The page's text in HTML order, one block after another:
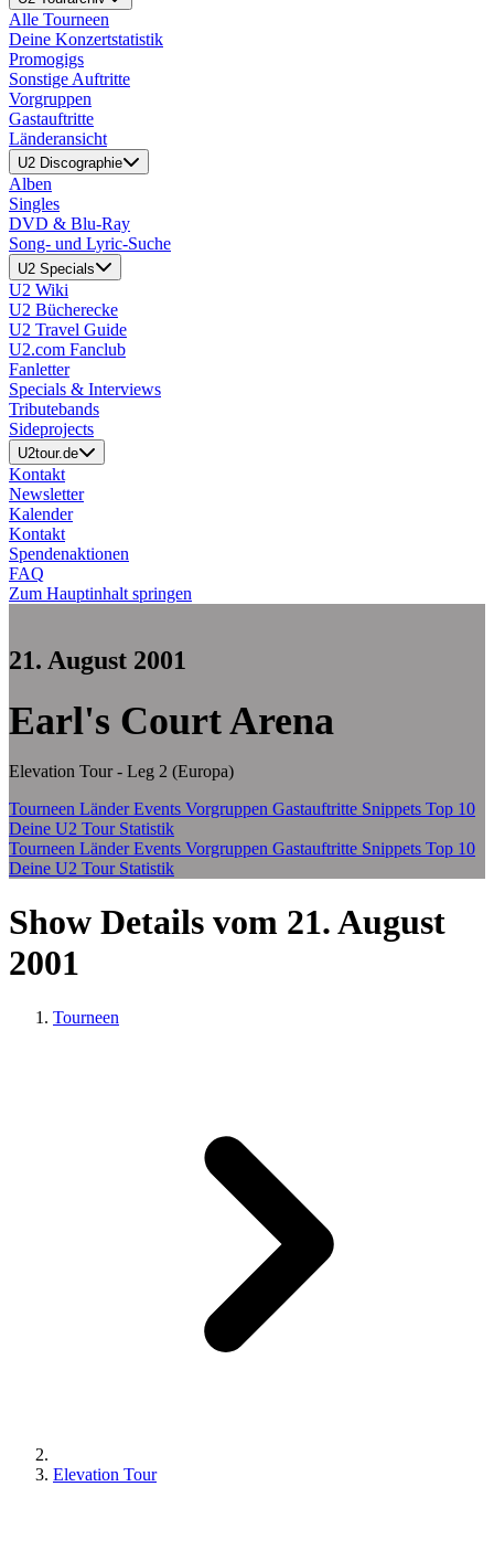
Alle Tourneen
Deine Konzertstatistik
Promogigs
Sonstige Auftritte
Vorgruppen
Gastauftritte
Länderansicht
U2 Discographie
Alben
Singles
DVD & Blu-Ray
Song- und Lyric-Suche
U2 Specials
U2 Wiki
U2 Bücherecke
U2 Travel Guide
U2.com Fanclub
Fanletter
Specials & Interviews
Tributebands
Sideprojects
U2tour.de
Kontakt
Newsletter
Kalender
Kontakt
Spendenaktionen
FAQ
Zum Hauptinhalt springen
21. August 2001
Earl's Court Arena
Elevation Tour - Leg 2 (Europa)
Tourneen LänderEvents Vorgruppen Gastauftritte Snippets Top 10
Deine U2 Tour Statistik
Tourneen LänderEvents Vorgruppen Gastauftritte Snippets Top 10
Deine U2 Tour Statistik
Show Details vom 21. August
2001
Tourneen
Elevation Tour